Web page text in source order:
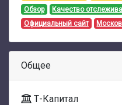
Обзор
Качество
Официальный сайт
Общее
Т-Капитал